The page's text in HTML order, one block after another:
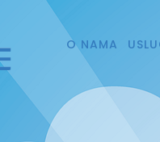
O NAMA